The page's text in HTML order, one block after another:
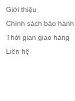
Giới thiệu
Chính sách bảo hành
Thời gian giao hàng
Liên hệ